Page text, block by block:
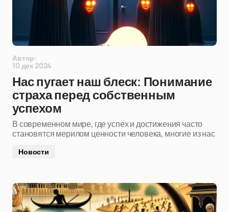
Автор:
10 дек 2024
Нас пугает наш блеск: Понимание
страха перед собственным
успехом
В современном мире, где успех и достижения часто
становятся мерилом ценности человека, многие из нас
Новости